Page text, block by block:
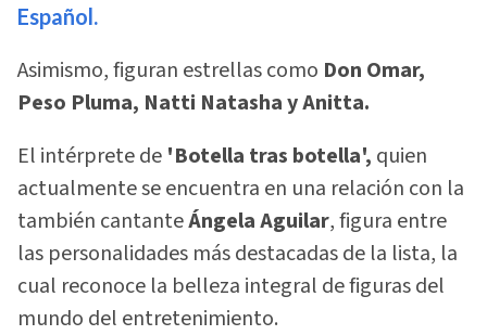
Español.
Asimismo, figuran estrellas como Don Omar,
Peso Pluma, Natti Natasha y Anitta.
El intérprete de 'Botella tras botella', quien
actualmente se encuentra en una relación con la
también cantanteÁngela Aguilar, figura entre
las personalidades más destacadas de la lista, la
cual reconoce la belleza integral de figuras del
mundo del entretenimiento.